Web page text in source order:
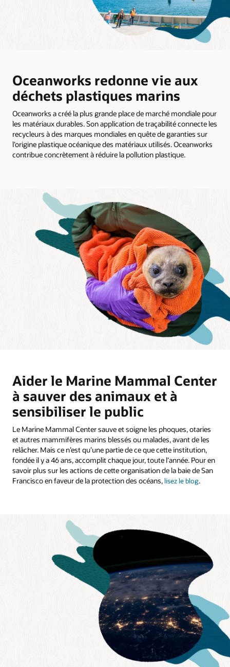
Oceanworks redonne vie aux
déchets plastiques marins
Oceanworks a créé la plus grande place de marché mondiale pour
les matériaux durables. Son application de traçabilité connecte les
recycleurs à des marques mondiales en quête de garanties sur
l’origine plastique océanique des matériaux utilisés. Oceanworks
contribue concrètement à réduire la pollution plastique.
Aider le Marine Mammal Center
à sauver des animaux et à
sensibiliser le public
Le Marine Mammal Center sauve et soigne les phoques, otaries
et autres mammifères marins blessés ou malades, avant de les
relâcher. Mais ce n’est qu’une partie de ce que cette institution,
fondée il y a 46 ans, accomplit chaque jour, toute l’année. Pour en
savoir plus sur les actions de cette organisation de la baie de San
Francisco en faveur de la protection des océans,lisez le blog.